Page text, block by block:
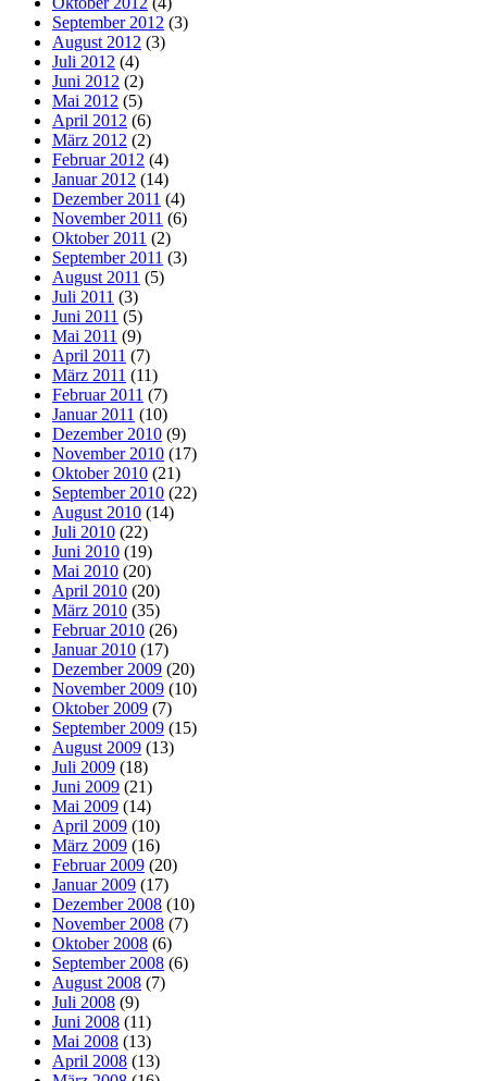
September 2012 (3)
August 2012 (3)
Juli 2012 (4)
Juni 2012 (2)
Mai 2012 (5)
April 2012 (6)
März 2012 (2)
Februar 2012 (4)
Januar 2012 (14)
Dezember 2011 (4)
November 2011 (6)
Oktober 2011 (2)
September 2011 (3)
August 2011 (5)
Juli 2011 (3)
Juni 2011 (5)
Mai 2011 (9)
April 2011 (7)
März 2011 (11)
Februar 2011 (7)
Januar 2011 (10)
Dezember 2010 (9)
November 2010 (17)
Oktober 2010 (21)
September 2010 (22)
August 2010 (14)
Juli 2010 (22)
Juni 2010 (19)
Mai 2010 (20)
April 2010 (20)
März 2010 (35)
Februar 2010 (26)
Januar 2010 (17)
Dezember 2009 (20)
November 2009 (10)
Oktober 2009 (7)
September 2009 (15)
August 2009 (13)
Juli 2009 (18)
Juni 2009 (21)
Mai 2009 (14)
April 2009 (10)
März 2009 (16)
Februar 2009 (20)
Januar 2009 (17)
Dezember 2008 (10)
November 2008 (7)
Oktober 2008 (6)
September 2008 (6)
August 2008 (7)
Juli 2008 (9)
Juni 2008 (11)
Mai 2008 (13)
April 2008 (13)